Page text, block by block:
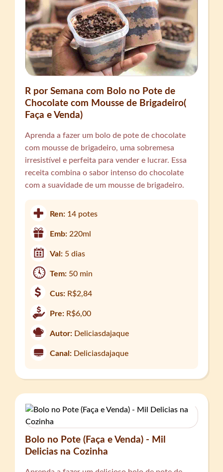
R por Semana com Bolo no Pote de
Chocolate com Mousse de Brigadeiro(
Faça e Venda)
Aprenda a fazer um bolo de pote de chocolate
com mousse de brigadeiro, uma sobremesa
irresistível e perfeita para vender e lucrar. Essa
receita combina o sabor intenso do chocolate
com a suavidade de um mousse de brigadeiro.
Ren: 14 potes
Emb: 220ml
Val: 5 dias
Tem: 50 min
Cus: R$2,84
Pre: R$6,00
Autor: Deliciasdajaque
Canal: Deliciasdajaque
Bolo no Pote (Faça e Venda) - Mil
Delicias na Cozinha